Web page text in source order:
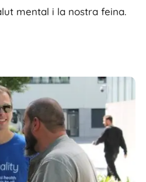
mental i la nostra feina.